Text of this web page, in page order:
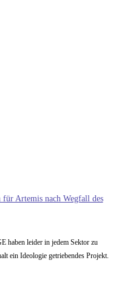
Artemis nach Wegfall des
haben leider in jedem Sektor zu
ein Ideologie getriebendes Projekt.